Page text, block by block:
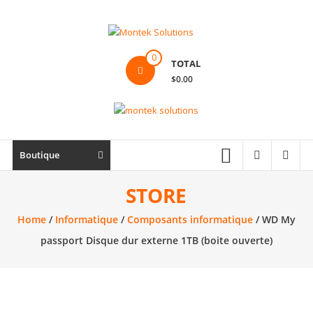
Ordinateur,
électronique
0 TOTAL
$0.00
Boutique
STORE
Home/ Informatique/Composants informatique/ WD My
passport Disque dur externe 1TB (boite ouverte)